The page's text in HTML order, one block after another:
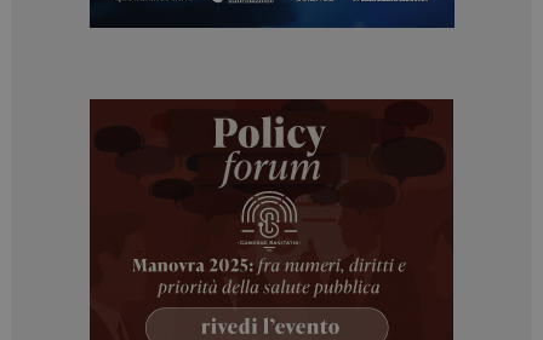
_ga
Google LLC
.dailyhealthindustry.it